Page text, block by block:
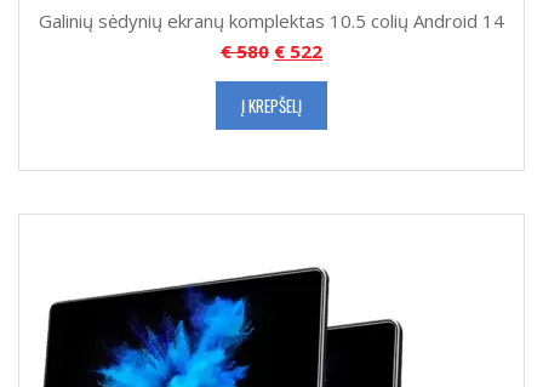
Galinių sėdynių ekranų komplektas 10.5 colių Android 14
€580 € 522
Į KREPŠELĮ